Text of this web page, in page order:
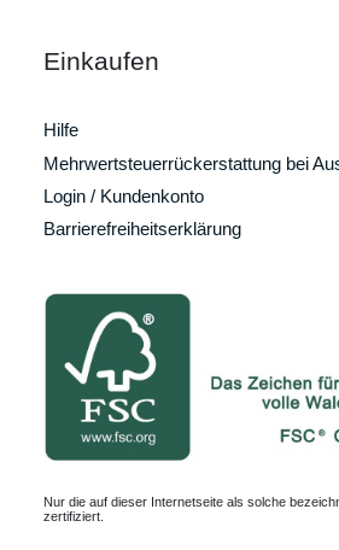
Einkaufen
Hilfe
Mehrwertsteuerrückerstattung bei
Login / Kundenkonto
Barrierefreiheitserklärung
Nur die auf dieser Internetseite als solche
zertifiziert.